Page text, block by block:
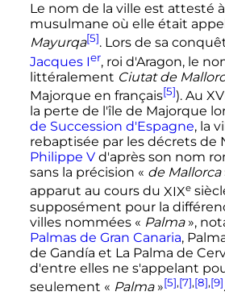
Le nom de la ville est attesté
musulmane où elle était
Mayurqa[5]. Lors de sa
Jacques Ier, roi d'Aragon, le
littéralement Ciutat de
Majorque en français[5]). Au
la perte de l'île de Majorque
de Succession d'Espagne, la
rebaptisée par les décrets de
Philippe Vd'après son nom
sans la précision « de Mallorca
apparut au cours du XIXe
supposément pour la
villes nommées « Palma »,
Palmas de Gran Canaria,
de Gandía et La Palma de
d'entre elles ne s'appelant
seulement « Palma »[5],[7],[8],[9].